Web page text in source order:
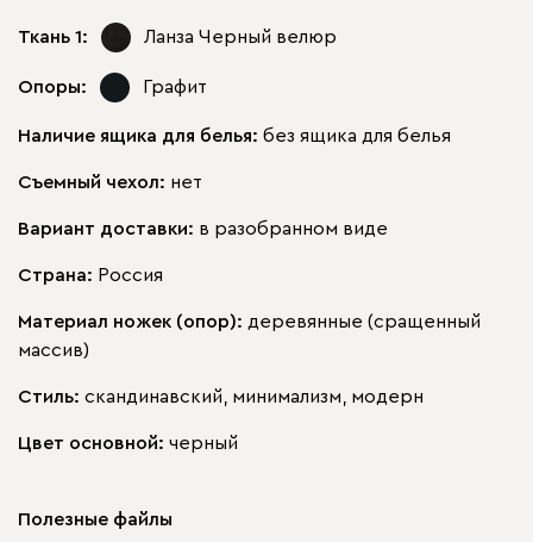
Ткань 1: Ланза Черный велюр
Опоры: Графит
Наличие ящика для белья: без ящика для белья
Съемный чехол: нет
Вариант доставки: в разобранном виде
Страна: Россия
Материал ножек (опор): деревянные (сращенный
массив)
Стиль: скандинавский, минимализм, модерн
Цвет основной: черный
Полезные файлы